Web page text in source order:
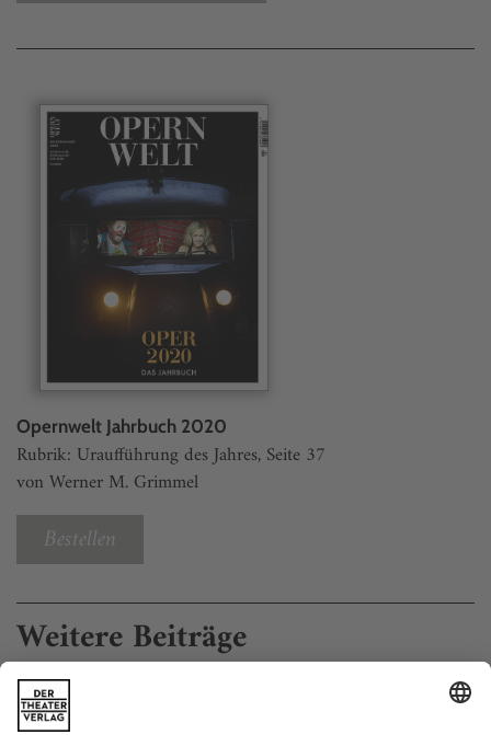
Opernwelt Jahrbuch 2020
Rubrik: Uraufführung des Jahres, Seite 37
von Werner M. Grimmel
Bestellen
Weitere Beiträge
Dissonanz, Resonanz, Konsonanz – Was bleibt von
2019/20?